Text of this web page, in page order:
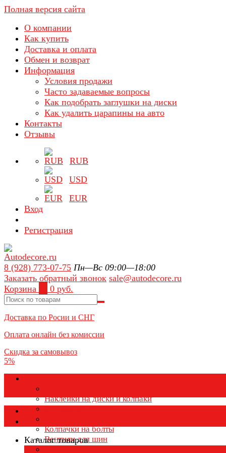
Полная версия сайта
О компании
Как купить
Доставка и оплата
Обмен и возврат
Информация
Условия продажи
Часто задаваемые вопросы
Как подобрать заглушки на диски
Как удалить царапины на авто
Контакты
Отзывы
RUB
USD
EUR
Вход
Регистрация
8 (928) 773-07-75 Пн—Вс 09:00—18:00
Заказать обратный звонок sale@autodecore.ru
Корзина
0 руб.
Доставка по Росии и СНГ
Оплата онлайн без комиссии
Скидка за самовывоз
5%
Наклейки на диски и колпаки
Колпаки на колеса
Колпачки на болты
Вентили для шин
Каталог товаров
Каталог товаров